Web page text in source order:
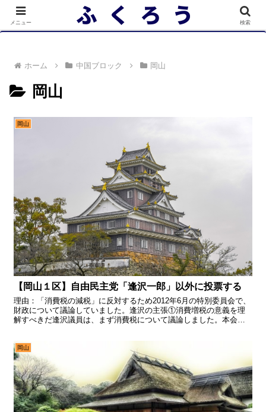
落選者一覧 政党別 (2/10)
ホーム 中国ブロック 岡山
岡山
岡山
【岡山１区】自由民主党「逢沢一郎」以外に投票する
理由：「消費税の減税」に反対するため2012年6月の特別委員会で、
財政について議論していました。逢沢の主張①消費増税の意義を理
解すべきだ逢沢議員は、まず消費税について議論しました。本会議
岡山
メニュー 検索